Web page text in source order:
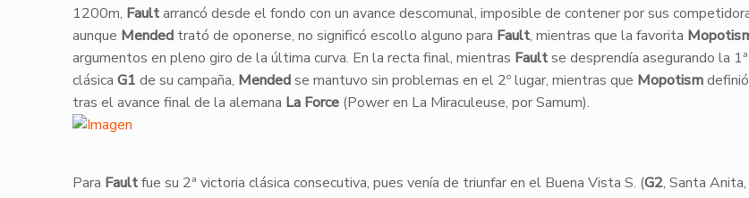
1200m, Faultarrancó desde el fondo con un avance descomunal, imposible de contener por sus
aunque Mendedtrató de oponerse, no significó escollo alguno para Fault, mientras que la favorita
argumentos en pleno giro de la última curva. En la recta final, mientras Faultse desprendía asegurando la
clásica G1 de su campaña, Mendedse mantuvo sin problemas en el 2º lugar, mientras que Mopotism
tras el avance final de la alemana La Force(Power en La Miraculeuse, por Samum).
​Para Faultfue su 2ª victoria clásica consecutiva, pues venía de triunfar en el Buena Vista S. (G2, Santa